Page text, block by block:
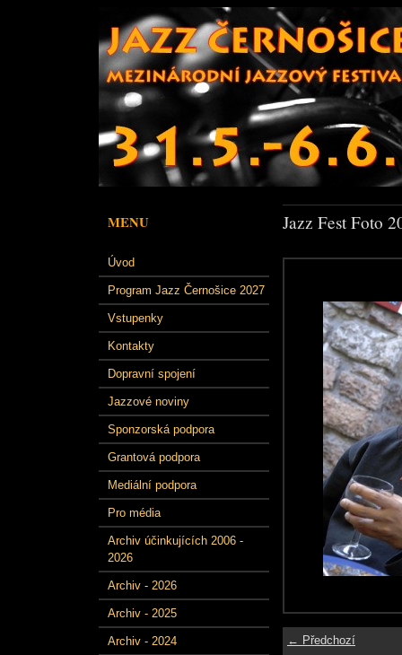
MENU
Úvod
Program Jazz Černošice 2027
Vstupenky
Kontakty
Dopravní spojení
Jazzové noviny
Sponzorská podpora
Grantová podpora
Mediální podpora
Pro média
Archiv účinkujících 2006 -
2026
Archiv - 2026
Archiv - 2025
Archiv - 2024
Jazz Fest Foto
← Předchozí